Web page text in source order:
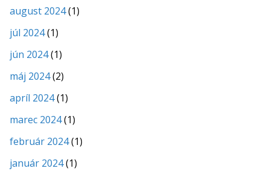
august 2024(1)
júl 2024(1)
jún 2024(1)
máj 2024(2)
apríl 2024(1)
marec 2024(1)
február 2024(1)
január 2024(1)